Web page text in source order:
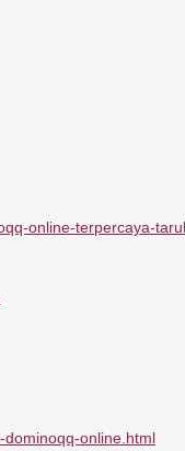
online-terpercaya-
online.html